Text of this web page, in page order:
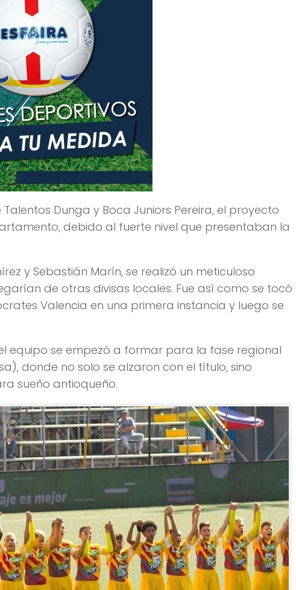
Dunga y Boca Juniors Pereira, el proyecto
debido al fuerte nivel que presentaban la
y Sebastián Marín, se realizó un meticuloso
de otras divisas locales. Fue así como se tocó
Valencia en una primera instancia y luego se
equipo se empezó a formar para la fase regional
donde no solo se alzaron con el título, sino
sueño antioqueño.